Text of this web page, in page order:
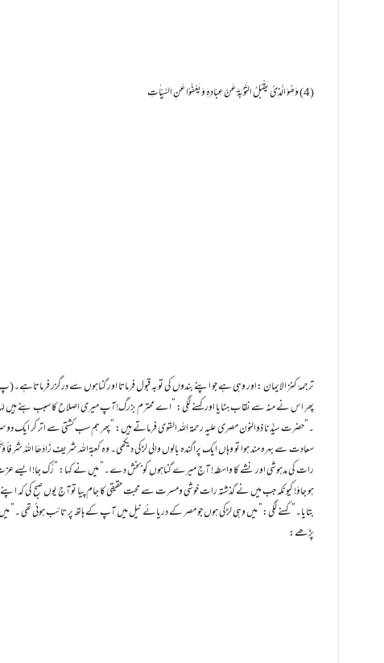
(4) وَھُوَ الَّذِیْ یَقْبَلُ التَّوْبَۃَ عَنْ عِبَادِہٖ وَیَعْفُوْا عَنِ السَّیِّاٰتِ
ترجمۂ کنز الایمان :اور وہی ہے جو اپنے بندوں کی توبہ قبول فرماتا اور گناہوں سے درگزر
پھر اس نے منہ سے نقاب ہٹایا اورکہنے لگی: ”اے محترم بزرگ!آپ میری اصلاح کا سبب بنے ہیں لہٰذا
۔”حضرت سیِّدُنا ذوالنون مصری علیہ رحمۃ اللہ القوی فرماتے ہیں: ”پھر ہم سب کشتی سے اتر کر ایک
سعادت سے بہرہ مند ہوا تو وہاں ایک پراگندہ بالوں والی لڑکی دیکھی۔ وہ کعبۃاللہ شریف زَادَھَا
رات کی مدہوشی اور نشے کا واسطہ! آج میرے گناہوں کو بخش دے۔” میں نے کہا: ”رُک جا! ایسے
ہو جاؤ! کیونکہ جب میں نے گذشتہ رات خوشی ومسرت سے محبتِ حقیقی کا جام پیا توآج یوں صبح کی کہ
بتایا۔” کہنے لگی:” میں وہی لڑکی ہوں جو مصر کے دریائے نیل میں آپ کے ہاتھ پر تائب ہوئی تھی
پڑھے: